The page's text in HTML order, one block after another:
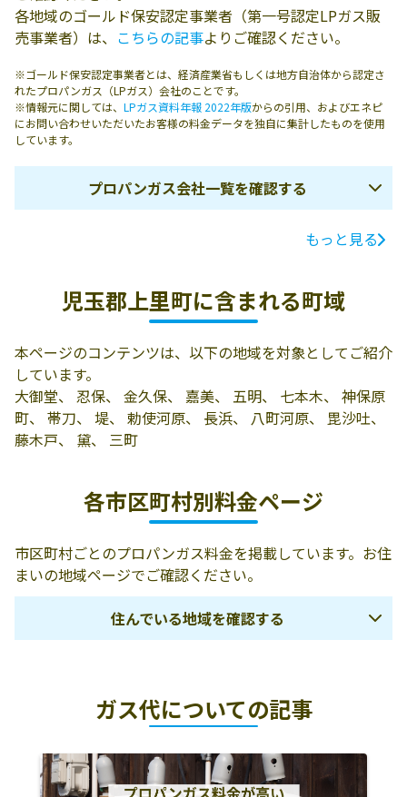
各地域のゴールド保安認定事業者（第一号認定LPガス販
売事業者）は、 こちらの記事よりご確認ください。
※ゴールド保安認定事業者とは、経済産業省もしくは地方自治体から認定さ
れたプロパンガス（LPガス）会社のことです。
※情報元に関しては、 LPガス資料年報 2022年版からの引用、およびエネピ
にお問い合わせいただいたお客様の料金データを独自に集計したものを使用
しています。
プロパンガス会社一覧を確認する
電話番号
プロパン
町736-22
ロパン
上里町五明643-1
有限会社アライ
児玉郡上里町神
保原町540-2
0495-33-3051
柏屋
上里町ガス事業
369-0311 児玉郡
1176
0495-34-2239
上武住設
369-0316 児玉郡
上里町長浜1301
0495-33-4567
もっと見る
児玉郡上里町に含まれる町域
本ページのコンテンツは、以下の地域を対象としてご紹介
しています。
大御堂、 忍保、 金久保、 嘉美、 五明、 七本木、 神保原
町、 帯刀、 堤、 勅使河原、 長浜、 八町河原、 毘沙吐、
藤木戸、 黛、 三町
各市区町村別料金ページ
市区町村ごとのプロパンガス料金を掲載しています。お住
まいの地域ページでご確認ください。
住んでいる地域を確認する
上尾市
鴻巣市
本庄市
深谷市 熊谷市
ガス代についての記事